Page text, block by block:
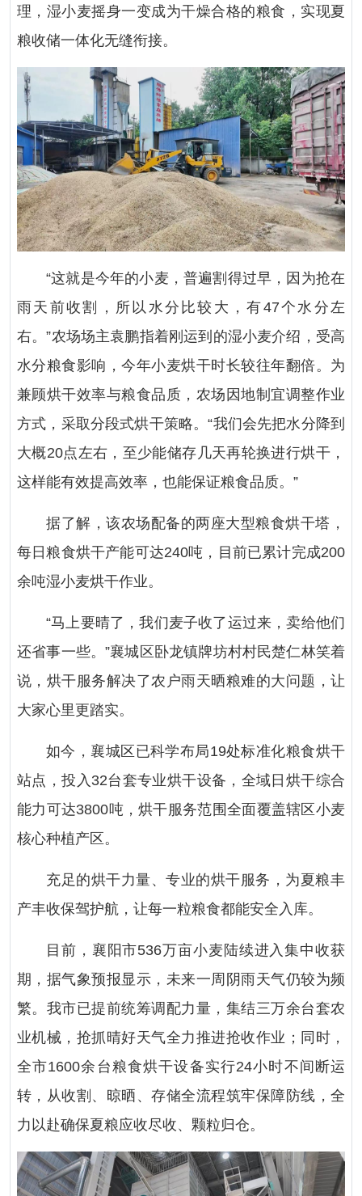
理，湿小麦摇身一变成为干燥合格的粮食，实现夏
粮收储一体化无缝衔接。
“这就是今年的小麦，普遍割得过早，因为抢在
雨天前收割，所以水分比较大，有47个水分左
右。”农场场主袁鹏指着刚运到的湿小麦介绍，受高
水分粮食影响，今年小麦烘干时长较往年翻倍。为
兼顾烘干效率与粮食品质，农场因地制宜调整作业
方式，采取分段式烘干策略。“我们会先把水分降到
大概20点左右，至少能储存几天再轮换进行烘干，
这样能有效提高效率，也能保证粮食品质。”
据了解，该农场配备的两座大型粮食烘干塔，
每日粮食烘干产能可达240吨，目前已累计完成200
余吨湿小麦烘干作业。
“马上要晴了，我们麦子收了运过来，卖给他们
还省事一些。”襄城区卧龙镇牌坊村村民楚仁林笑着
说，烘干服务解决了农户雨天晒粮难的大问题，让
大家心里更踏实。
如今，襄城区已科学布局19处标准化粮食烘干
站点，投入32台套专业烘干设备，全域日烘干综合
能力可达3800吨，烘干服务范围全面覆盖辖区小麦
核心种植产区。
充足的烘干力量、专业的烘干服务，为夏粮丰
产丰收保驾护航，让每一粒粮食都能安全入库。
目前，襄阳市536万亩小麦陆续进入集中收获
期，据气象预报显示，未来一周阴雨天气仍较为频
繁。我市已提前统筹调配力量，集结三万余台套农
业机械，抢抓晴好天气全力推进抢收作业；同时，
全市1600余台粮食烘干设备实行24小时不间断运
转，从收割、晾晒、存储全流程筑牢保障防线，全
力以赴确保夏粮应收尽收、颗粒归仓。